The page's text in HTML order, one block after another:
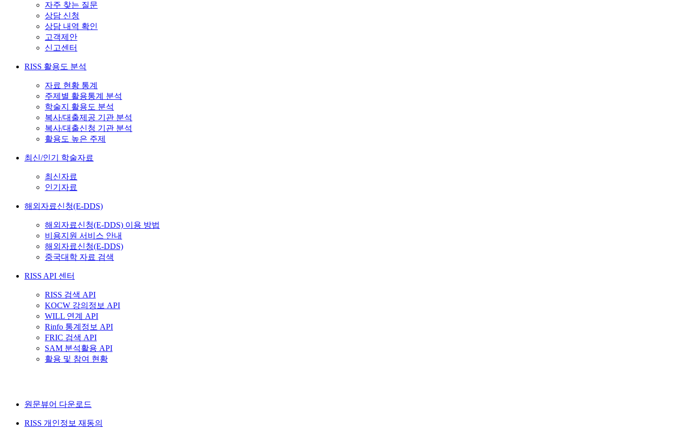
자주 찾는 질문
상담 신청
상담 내역 확인
고객제안
신고센터
RISS 활용도 분석
자료 현황 통계
주제별 활용통계 분석
학술지 활용도 분석
복사/대출제공 기관 분석
복사/대출신청 기관 분석
활용도 높은 주제
최신/인기 학술자료
최신자료
인기자료
해외자료신청(E-DDS)
해외자료신청(E-DDS) 이용 방법
비용지원 서비스 안내
해외자료신청(E-DDS)
중국대학 자료 검색
RISS API 센터
RISS 검색 API
KOCW 강의정보 API
WILL 연계 API
Rinfo 통계정보 API
FRIC 검색 API
SAM 분석활용 API
활용 및 참여 현황
원문뷰어 다운로드
RISS 개인정보 재동의